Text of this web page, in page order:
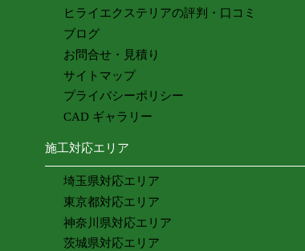
ヒライエクステリアの評判・口コミ
ブログ
お問合せ・見積り
サイトマップ
プライバシーポリシー
CAD ギャラリー
施工対応エリア
埼玉県対応エリア
東京都対応エリア
神奈川県対応エリア
茨城県対応エリア